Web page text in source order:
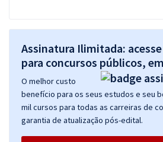
Assinatura Ilimitada:
para concursos públicos,
O melhor custo
benefício para os seus estudos e seu
mil cursos para todas as carreiras de
garantia de atualização pós-edital.